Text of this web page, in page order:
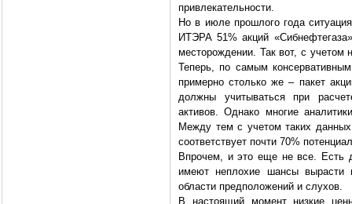
привлекательности.
Но в июле прошлого года
ИТЭРА 51% акций
месторождении. Так вот, с учетом
Теперь, по самым
примерно столько же – пакет
должны учитываться при
активов. Однако многие
Между тем с учетом таких
соответствует почти 70%
Впрочем, и это еще не все. Есть
имеют неплохие шансы вырасти
области предположений и слухов.
В настоящий момент низкие